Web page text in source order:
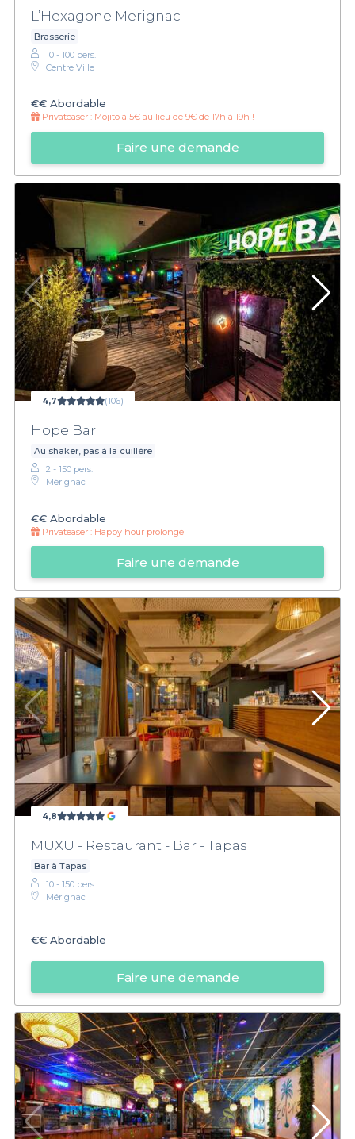
L’Hexagone Merignac
Brasserie
10 - 100 pers.
Centre Ville
€€ Abordable
Privateaser : Mojito à 5€ au lieu de 9€ de 17h à 19h !
Faire une demande
4,7 (106)
Hope Bar
Au shaker, pas à la cuillère
2 - 150 pers.
Mérignac
€€ Abordable
Privateaser : Happy hour prolongé
Faire une demande
4,8
MUXU - Restaurant - Bar - Tapas
Bar à Tapas
10 - 150 pers.
Mérignac
€€ Abordable
Faire une demande